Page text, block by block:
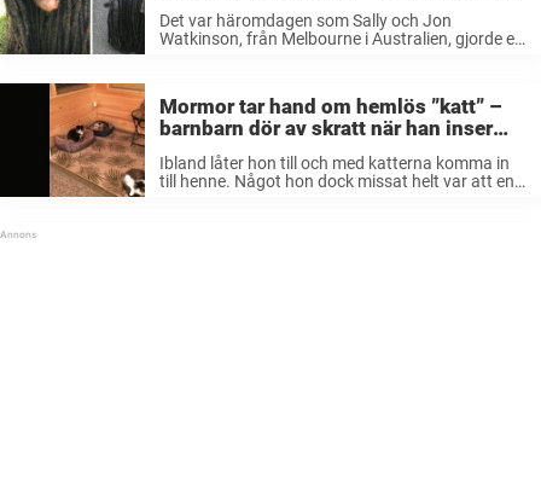
Det var häromdagen som Sally och Jon
Watkinson, från Melbourne i Australien, gjorde en
något som rörde sig. UPDATE!!! ...
Mormor tar hand om hemlös ”katt” –
barnbarn dör av skratt när han inser
vad hon släpat hem
Ibland låter hon till och med katterna komma in
till henne. Något hon dock missat helt var att en